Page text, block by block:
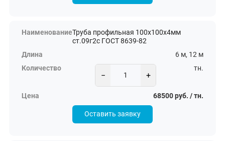
Труба профильная 100х100х4мм
ст.09г2с ГОСТ 8639-82
6 м, 12 м
− +
тн.
68500 руб. / тн.
Оставить заявку